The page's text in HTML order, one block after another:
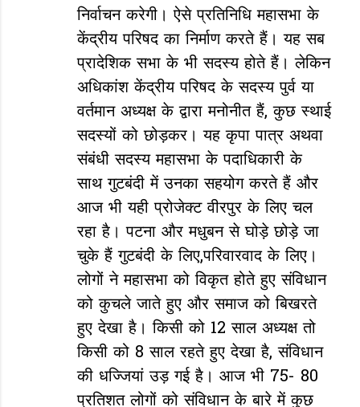
निर्वाचन करेगी। ऐसे प्रतिनिधि महासभा के
केंद्रीय परिषद का निर्माण करते हैं। यह सब
प्रादेशिक सभा के भी सदस्य होते हैं। लेकिन
अधिकांश केंद्रीय परिषद के सदस्य पुर्व या
वर्तमान अध्यक्ष के द्वारा मनोनीत हैं, कुछ स्थाई
सदस्यों को छोड़कर। यह कृपा पात्र अथवा
संबंधी सदस्य महासभा के पदाधिकारी के
साथ गुटबंदी में उनका सहयोग करते हैं और
आज भी यही प्रोजेक्ट वीरपुर के लिए चल
रहा है। पटना और मधुबन से घोड़े छोड़े जा
चुके हैं गुटबंदी के लिए,परिवारवाद के लिए।
लोगों ने महासभा को विकृत होते हुए संविधान
को कुचले जाते हुए और समाज को बिखरते
हुए देखा है। किसी को 12 साल अध्यक्ष तो
किसी को 8 साल रहते हुए देखा है, संविधान
की धज्जियां उड़ गई है। आज भी 75- 80
प्रतिशत लोगों को संविधान के बारे में कुछ